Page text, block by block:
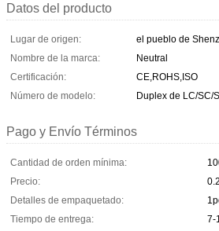
Datos del producto
Lugar de origen:
el pueblo de
Nombre de la marca:
Neutral
Certificación:
CE,ROHS,ISO
Número de modelo:
Duplex de LC/SC/
Pago y Envío Términos
Cantidad de orden mínima:
Precio:
Detalles de empaquetado:
Tiempo de entrega:
7-